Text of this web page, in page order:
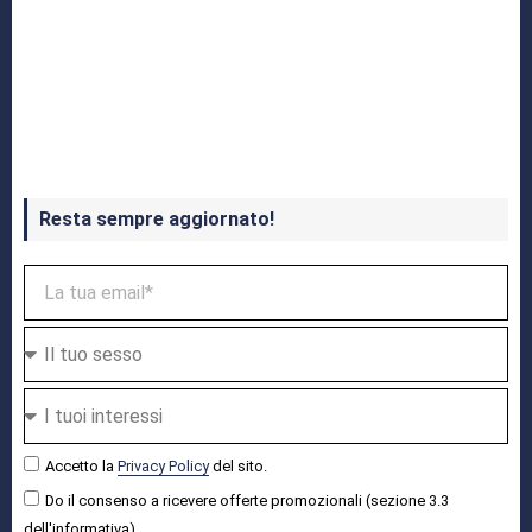
Resta sempre aggiornato!
Accetto la Privacy Policydel sito.
Do il consenso a ricevere offerte promozionali (sezione 3.3